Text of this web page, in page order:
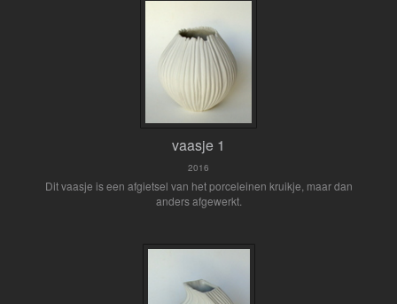
vaasje 1
2016
Dit vaasje is een afgietsel van het porceleinen kruikje, maar dan
anders afgewerkt.